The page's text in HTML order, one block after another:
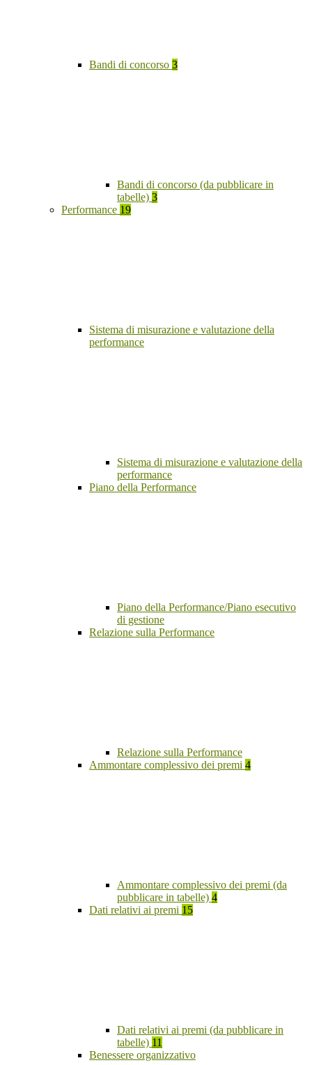
Bandi di concorso 3
Bandi di concorso (da pubblicare in
tabelle) 3
Performance 19
Sistema di misurazione e valutazione della
performance
Sistema di misurazione e valutazione della
performance
Piano della Performance
Piano della Performance/Piano esecutivo
di gestione
Relazione sulla Performance
Relazione sulla Performance
Ammontare complessivo dei premi 4
Ammontare complessivo dei premi (da
pubblicare in tabelle) 4
Dati relativi ai premi 15
Dati relativi ai premi (da pubblicare in
tabelle) 11
Benessere organizzativo